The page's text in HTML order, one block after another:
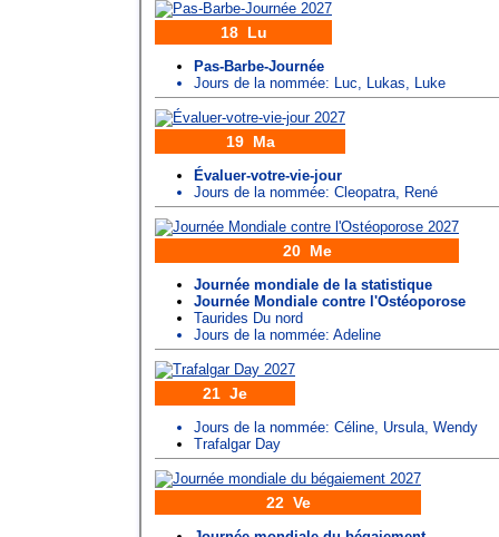
18 Lu
Pas-Barbe-Journée
Jours de la nommée: Luc, Lukas, Luke
19 Ma
Évaluer-votre-vie-jour
Jours de la nommée: Cleopatra, René
20 Me
Journée mondiale de la statistique
Journée Mondiale contre l'Ostéoporose
Taurides Du nord
Jours de la nommée: Adeline
21 Je
Jours de la nommée: Céline, Ursula, Wendy
Trafalgar Day
22 Ve